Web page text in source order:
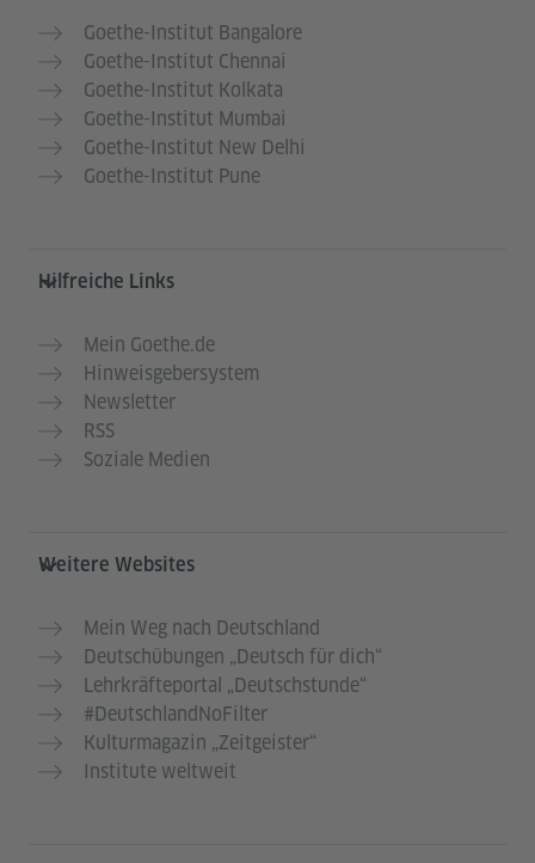
Goethe-Institut Bangalore
Goethe-Institut Chennai
Goethe-Institut Kolkata
Goethe-Institut Mumbai
Goethe-Institut New Delhi
Goethe-Institut Pune
Hilfreiche Links
Mein Goethe.de
Hinweisgebersystem
Newsletter
RSS
Soziale Medien
Weitere Websites
Mein Weg nach Deutschland
Deutschübungen „Deutsch für dich“
Lehrkräfteportal „Deutschstunde“
#DeutschlandNoFilter
Kulturmagazin „Zeitgeister“
Institute weltweit